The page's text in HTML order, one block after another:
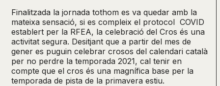
Finalitzada la jornada tothom es va quedar amb la
mateixa sensació, si es compleix el protocol COVID
establert per la RFEA, la celebració del Cros és una
activitat segura. Desitjant que a partir del mes de
gener es puguin celebrar crosos del calendari català
per no perdre la temporada 2021, cal tenir en
compte que el cros és una magnífica base per la
temporada de pista de la primavera estiu.